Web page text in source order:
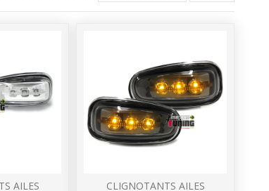
AILES
CLIGNOTANTS AILES